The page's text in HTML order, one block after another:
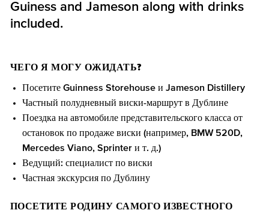
Guiness and Jameson along with drinks
included.
ЧЕГО Я МОГУ ОЖИДАТЬ?
Посетите Guinness Storehouse и Jameson Distillery
Частный полудневный виски-маршрут в Дублине
Поездка на автомобиле представительского класса от
остановок по продаже виски (например, BMW 520D,
Mercedes Viano, Sprinter и т. д.)
Ведущий: специалист по виски
Частная экскурсия по Дублину
ПОСЕТИТЕ РОДИНУ САМОГО ИЗВЕСТНОГО